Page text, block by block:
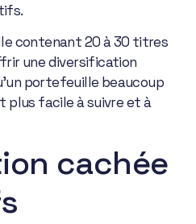
contenant 20 à 30 titres
une diversification
portefeuille beaucoup
plus facile à suivre et à
cachée